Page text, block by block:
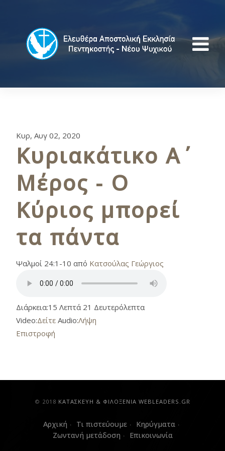
Κυρ, Αυγ 02, 2020
Κυριακάτικο Α΄
Μέρος - Ο
Κύριος μπορεί
τα πάντα
Ψαλμοί 24:1-10 από Κατσούλας Γεώργιος
Διάρκεια:15 Λεπτά 21 Δευτερόλεπτα
Video:Δείτε Audio:Λήψη
Επιστροφή
Αρχική Τι πιστεύουμε
Κηρύγματα
Ζωντανή μετάδοση
Επικοινωνία
© 2018 ΚAΤΑΣΚΕΥΗ & ΦΙΛΟΞΕΝΙΑ WEBLEADERS.GR